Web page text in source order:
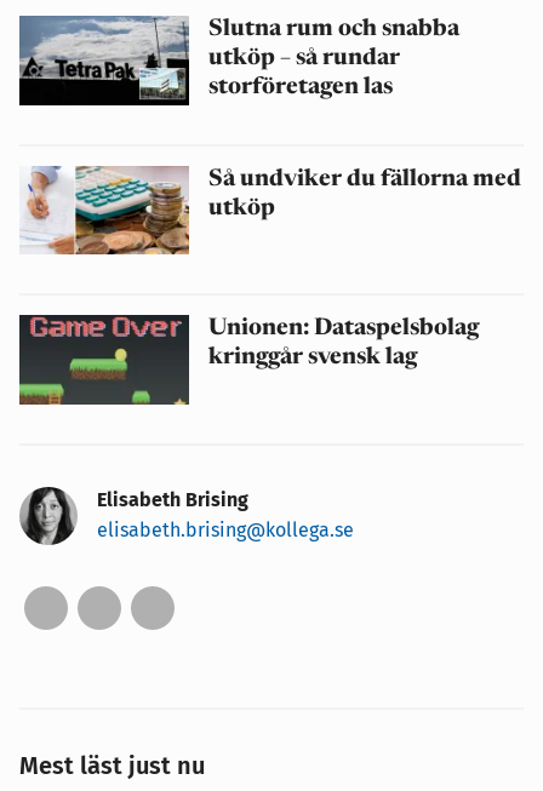
Slutna rum och snabba
utköp – så rundar
storföretagen las
Så undviker du fällorna med
utköp
Unionen: Dataspelsbolag
kringgår svensk lag
Elisabeth Brising
elisabeth.brising@kollega.se
Mest läst just nu